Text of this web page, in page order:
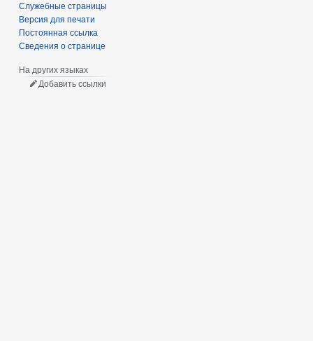
Служебные страницы
Версия для печати
Постоянная ссылка
Сведения о странице
На других языках
Добавить ссылки